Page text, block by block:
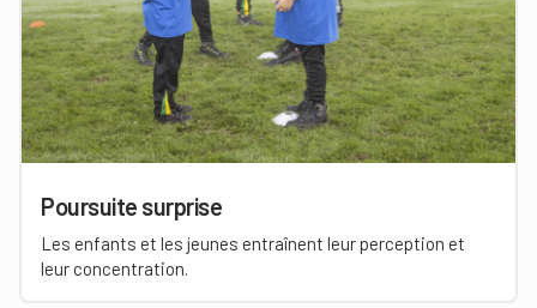
Poursuite surprise
Les enfants et les jeunes entraînent leur perception et
leur concentration.